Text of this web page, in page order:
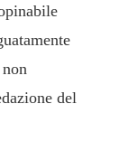
del